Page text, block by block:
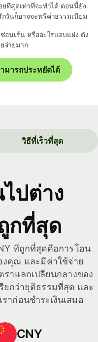
ยที่สุดเท่าที่จะทำได้ ตอนนี้ยัง
วันก็อาจจะฟรีค่าธรรมเนียม
อนเร้น หรืออะไรแอบแฝง ดัง
จ่ายมาก
ารถประหยัดได้
วิธีที่เร็วที่สุด
ปต่าง
กที่สุด
ที่ถูกที่สุดคือการโอน
งคุณ และมีค่าใช้จ่าย
ราแลกเปลี่ยนกลางของ
ยกว่ายุติธรรมที่สุด และ
าก่อนชำระเงินเสมอ
CNY